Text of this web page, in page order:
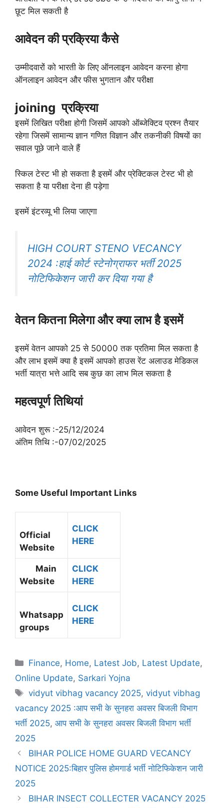
छूट मिल सकती है
आवेदन की प्रक्रिया कैसे
उम्मीदवारों को भारती के लिए ऑनलाइन आवेदन करना होगा
ऑनलाइन आवेदन और फीस भुगतान और परीक्षा
joining प्रक्रिया
इसमें लिखित परीक्षा होगी जिसमें आपको ऑब्जेक्टिव प्रश्न तैयार
रहेगा जिसमें सामान्य ज्ञान गणित विज्ञान और तकनीकी विषयों का
सवाल पूछे जाने वाले हैं
स्किल टेस्ट भी हो सकता है इसमें और प्रेक्टिकल टेस्ट भी हो
सकता है या परीक्षा देना ही पड़ेगा
इसमें इंटरव्यू भी लिया जाएगा
HIGH COURT STENO VECANCY
2024 :हाई कोर्ट स्टेनोग्राफर भर्ती 2025
नोटिफिकेशन जारी कर दिया गया है
वेतन कितना मिलेगा और क्या लाभ है इसमें
इसमें वेतन आपको 25 से 50000 तक प्रतिमा मिल सकता है
और लाभ इसमें क्या है इसमें आपको हाउस रेंट अलाउड मेडिकल
भर्ती यात्रा भत्ते आदि सब कुछ का लाभ मिल सकता है
महत्वपूर्ण तिथियां
आवेदन शुरू :-25/12/2024
अंतिम तिथि :-07/02/2025
Some Useful Important Links
Official
Website
CLICK
HERE
Main
Website
CLICK
HERE
Whatsapp
groups
CLICK
HERE
Finance, Home, Latest Job, Latest Update,
Online Update, Sarkari Yojna
vidyut vibhag vacancy 2025,vidyut vibhag
vacancy 2025 :आप सभी के सुनहरा अवसर बिजली विभाग
भर्ती 2025, आप सभी के सुनहरा अवसर बिजली विभाग भर्ती
2025
BIHAR POLICE HOME GUARD VECANCY
NOTICE 2025:बिहार पुलिस होमगार्ड भर्ती नोटिफिकेशन जारी
2025
BIHAR INSECT COLLECTER VACANCY 2025